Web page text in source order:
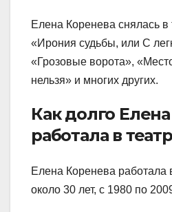
Елена Коренева снялась в
«Ирония судьбы, или С
«Грозовые ворота»,
нельзя» и многих других.
Как долго
работала в
Елена Коренева работала
около 30 лет, с 1980 по